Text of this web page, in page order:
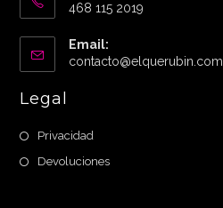
468 115 2019
Email:
contacto@elquerubin.com
Legal
Privacidad
Devoluciones